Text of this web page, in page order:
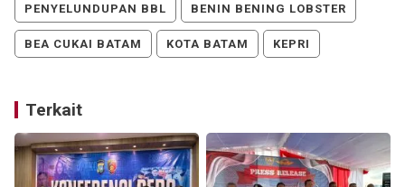
PENYELUNDUPAN BBL BENIN BENING LOBSTER
BEA CUKAI BATAM KOTA BATAM KEPRI
Terkait